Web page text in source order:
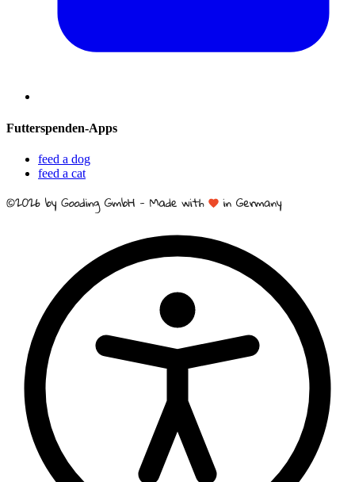
Futterspenden-Apps
feed a dog
feed a cat